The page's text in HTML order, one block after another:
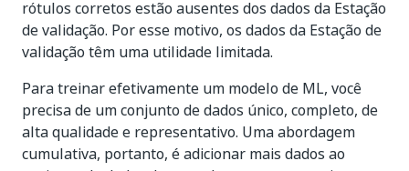
rótulos corretos estão ausentes dos dados da Estação
de validação. Por esse motivo, os dados da Estação de
validação têm uma utilidade limitada.
Para treinar efetivamente um modelo de ML, você
precisa de um conjunto de dados único, completo, de
alta qualidade e representativo. Uma abordagem
cumulativa, portanto, é adicionar mais dados ao